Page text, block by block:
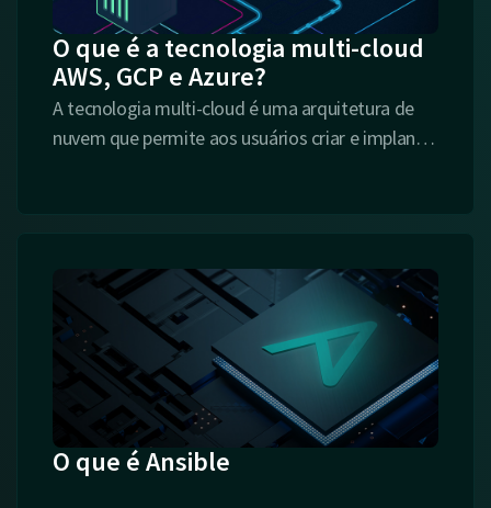
O que é a tecnologia multi-cloud
AWS, GCP e Azure?
A tecnologia multi-cloud é uma arquitetura de
nuvem que permite aos usuários criar e implantar
O que é Ansible